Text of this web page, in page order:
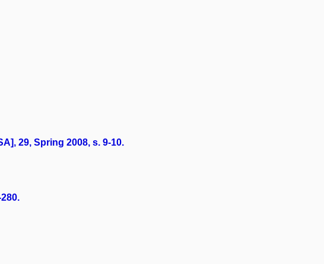
29, Spring 2008, s. 9-10.